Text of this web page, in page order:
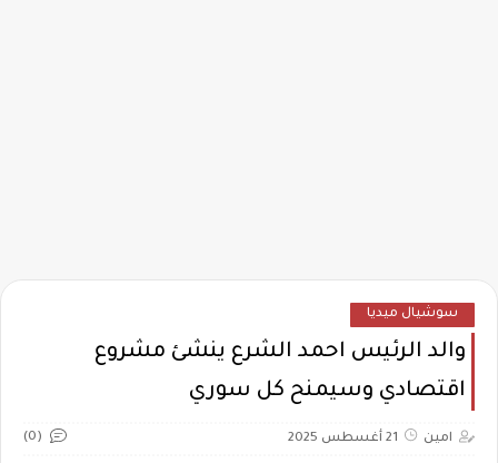
سوشيال ميديا
والد الرئيس احمد الشرع ينشئ مشروع
اقتصادي وسيمنح كل سوري
امين 21 أغسطس 2025 (0)